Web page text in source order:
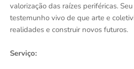
valorização das raízes periféricas.
testemunho vivo de que arte e
realidades e construir novos futuros.
Serviço: